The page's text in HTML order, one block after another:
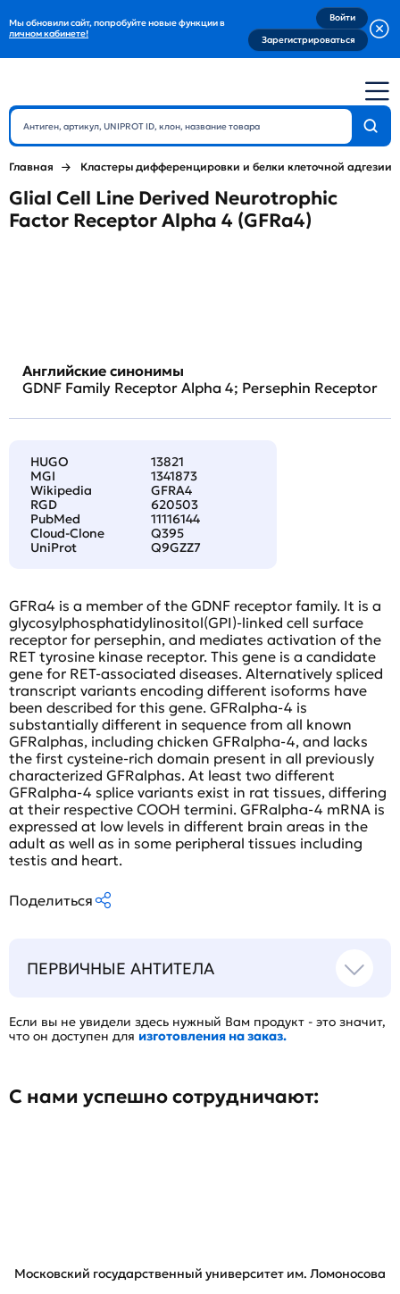
Мы обновили сайт, попробуйте новые функции в
личном кабинете!
Войти
Зарегистрироваться
Главная Кластеры дифференцировки и белки клеточной адгезии
Glial Cell Line Derived Neurotrophic
Factor Receptor Alpha 4 (GFRa4)
Английские синонимы
GDNF Family Receptor Alpha 4; Persephin Receptor
HUGO
13821
MGI
1341873
Wikipedia
GFRA4
RGD
620503
PubMed
11116144
Cloud-Clone
Q395
UniProt
Q9GZZ7
GFRa4 is a member of the GDNF receptor family. It is a
glycosylphosphatidylinositol(GPI)-linked cell surface
receptor for persephin, and mediates activation of the
RET tyrosine kinase receptor. This gene is a candidate
gene for RET-associated diseases. Alternatively spliced
transcript variants encoding different isoforms have
been described for this gene. GFRalpha-4 is
substantially different in sequence from all known
GFRalphas, including chicken GFRalpha-4, and lacks
the first cysteine-rich domain present in all previously
characterized GFRalphas. At least two different
GFRalpha-4 splice variants exist in rat tissues, differing
at their respective COOH termini. GFRalpha-4 mRNA is
expressed at low levels in different brain areas in the
adult as well as in some peripheral tissues including
testis and heart.
Поделиться
ПЕРВИЧНЫЕ АНТИТЕЛА
Если вы не увидели здесь нужный Вам продукт - это значит,
что он доступен для изготовления на заказ.
С нами успешно сотрудничают:
Московский государственный университет им. Ломоносова